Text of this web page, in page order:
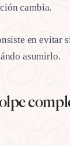
cambia.
en evitar
asumirlo.